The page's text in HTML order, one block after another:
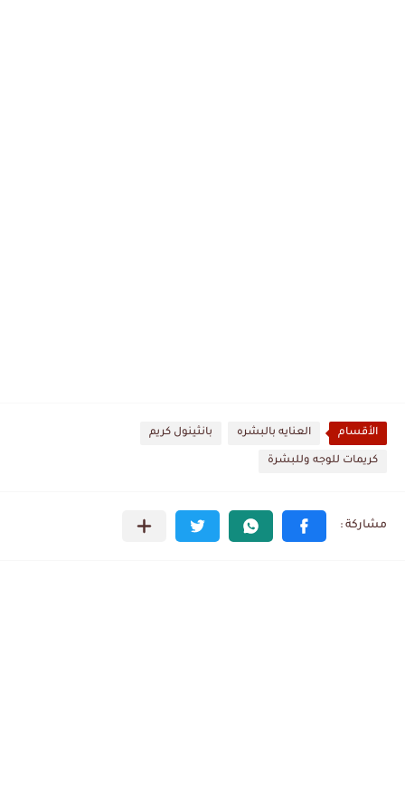
الأقسام العنايه بالبشره بانثينول كريم
كريمات للوجه وللبشرة